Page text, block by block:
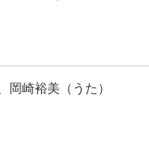
岡崎裕美（うた）